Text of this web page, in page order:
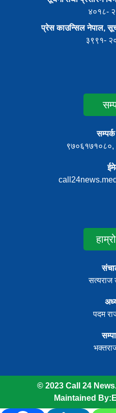
४०१८-
प्रेस काउन्सिल नेपाल,
३९९१-
सत्यराज
पदम
© 2023 Call 24
Maintained By: